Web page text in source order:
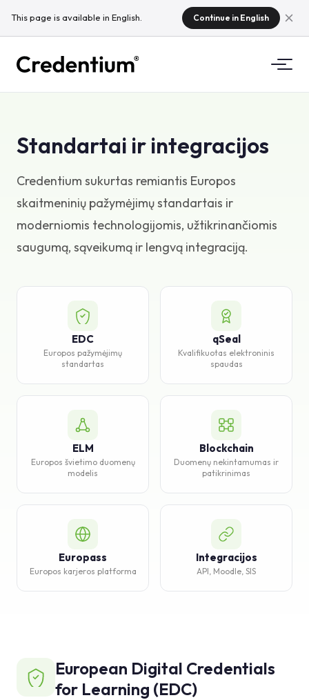
This page is available in English. Continue in English
Kaip tai veikia
Kodėl Credentium
Apie CloudTeam
Universitetams
Mokymo įmonėms
Renginių įmonėms
Kas yra mikrokvalifikacijos?
Žinių bazė
Pagalba
Standartai ir integracijos
Credentium sukurtas remiantis Europos
skaitmeninių pažymėjimų standartais ir
moderniomis technologijomis, užtikrinančiomis
saugumą, sąveikumą ir lengvą integraciją.
EDC
Europos pažymėjimų
standartas
qSeal
Kvalifikuotas elektroninis
spaudas
ELM
Europos švietimo duomenų
modelis
Blockchain
Duomenų nekintamumas ir
patikrinimas
Europass
Europos karjeros platforma
Integracijos
API, Moodle, SIS
European Digital Credentials
for Learning (EDC)